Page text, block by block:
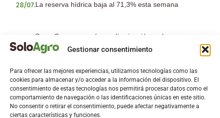
Gestionar consentimiento
Para ofrecer las mejores experiencias, utilizamos tecnologías como las
cookies para almacenar y/o acceder a la información del dispositivo. El
consentimiento de estas tecnologías nos permitirá procesar datos como el
comportamiento de navegación o las identificaciones únicas en este sitio.
No consentir o retirar el consentimiento, puede afectar negativamente a
ciertas características y funciones.
28/07.La reserva hídrica baja al 71,3% esta semana
23/07.
Copa-Cogeca prevé una disminución en la
producción europea de cereales y subida en
oleaginosas y proteaginosas
Noticias